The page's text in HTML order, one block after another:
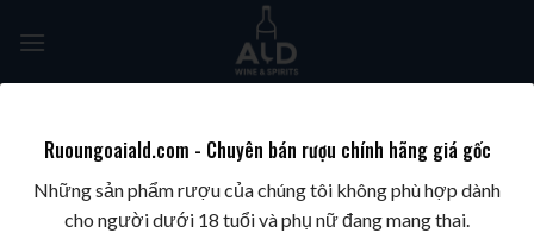
TRANG CHỦ WINE/BIA/SAKE/SOJU / RƯỢU VANG CHILE
Ruoungoaiald.com - Chuyên bán rượu chính hãng giá gốc
Những sản phẩm rượu của chúng tôi không phù hợp dành
cho người dưới 18 tuổi và phụ nữ đang mang thai.